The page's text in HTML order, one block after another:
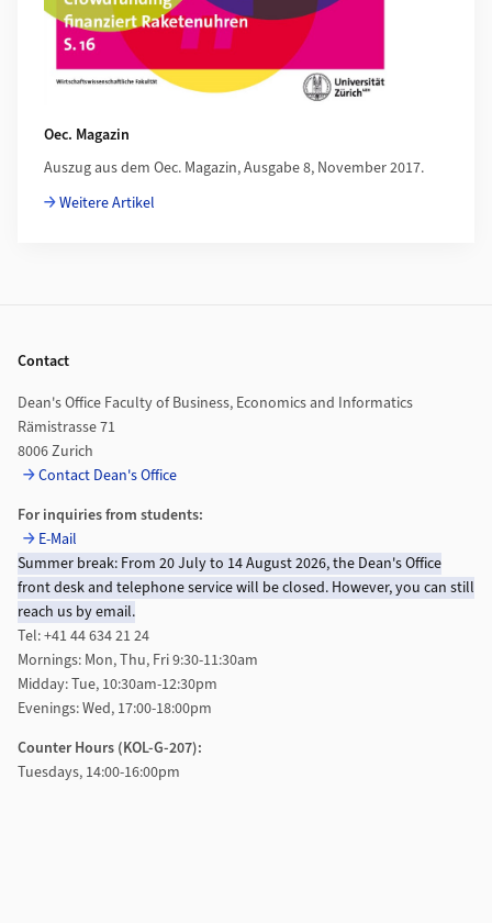
Oec. Magazin
Auszug aus dem Oec. Magazin, Ausgabe 8, November 2017.
Weitere Artikel
Contact
Dean's Office Faculty of Business, Economics and Informatics
Rämistrasse 71
8006 Zurich
Contact Dean's Office
For inquiries from students:
E-Mail
Summer break: From 20 July to 14 August 2026, the Dean's Office
front desk and telephone service will be closed. However, you can still
reach us by email.
Tel: +41 44 634 21 24
Mornings: Mon, Thu, Fri 9:30-11:30am
Midday: Tue, 10:30am-12:30pm
Evenings: Wed, 17:00-18:00pm
Counter Hours (KOL-G-207):
Tuesdays, 14:00-16:00pm